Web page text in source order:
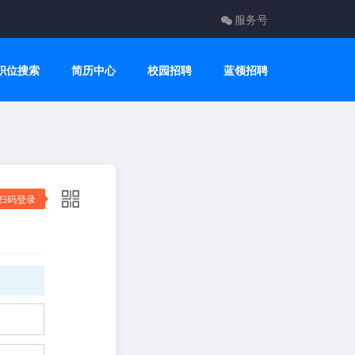
服务号
位搜索 简历中心 校园招聘 蓝领招聘
码登录